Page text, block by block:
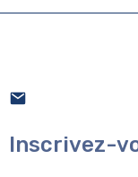
Inscrivez-